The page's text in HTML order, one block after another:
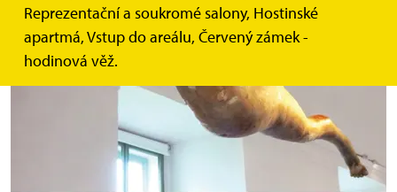
Reprezentační a soukromé salony, Hostinské
apartmá, Vstup do areálu, Červený zámek -
hodinová věž.